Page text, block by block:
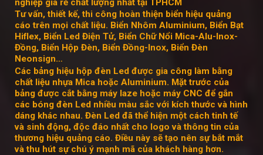
Tư vấn, thiết kế, thi công hoàn thiện biển hiệu quảng
cáo trên mọi chất liệu. Biển Nhôm Aluminium, Biển Bạt
Hiflex, Biển Led Điện Tử, Biển Chữ Nổi Mica-Alu-Inox-
Đồng, Biển Hộp Đèn, Biển Đồng-Inox, Biển Đèn
Neonsign…
Các bảng hiệu hộp đèn Led được gia công làm bằng
chất liệu nhựa Mica hoặc Aluminium. Mặt trước của
bảng được cắt bằng máy laze hoặc máy CNC để gắn
các bóng đèn Led nhiều màu sắc với kích thước và hình
dáng khác nhau. Đèn Led đã thể hiện một cách tinh tế
và sinh động, độc đáo nhất cho logo và thông tin của
thương hiệu quảng cáo. Điều này sẽ tạo nên sự bắt mắt
và thu hút sự chú ý mạnh mã của khách hàng hơn.